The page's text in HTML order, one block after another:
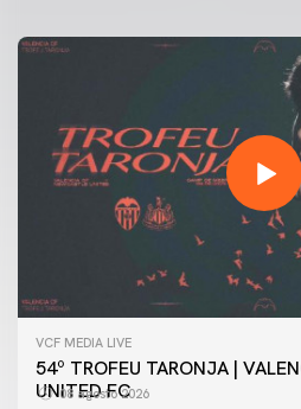
VCF MEDIA LIVE
54º TROFEU TARONJA |
UNITED FC
08 agosto 2026